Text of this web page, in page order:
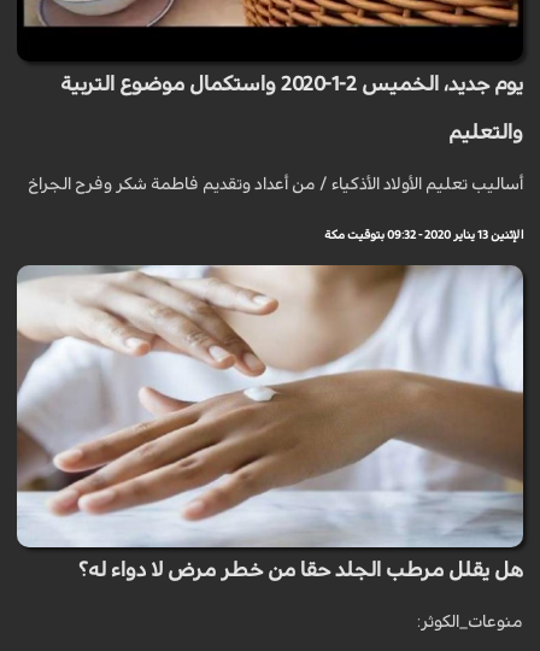
يوم جديد، الخميس 2-1-2020 واستكمال موضوع التربية
والتعليم
أساليب تعليم الأولاد الأذكياء / من أعداد وتقديم فاطمة شكر وفرح الجراخ
الإثنين 13 يناير 2020 - 09:32 بتوقيت مكة
هل يقلل مرطب الجلد حقا من خطر مرض لا دواء له؟
منوعات_الكوثر: